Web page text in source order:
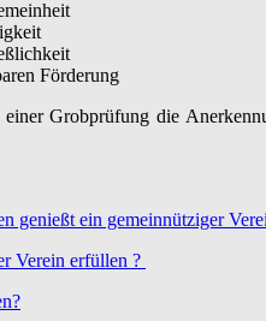
Förderung
Grobprüfung die
genießt ein gemeinnütziger
Verein erfüllen ?